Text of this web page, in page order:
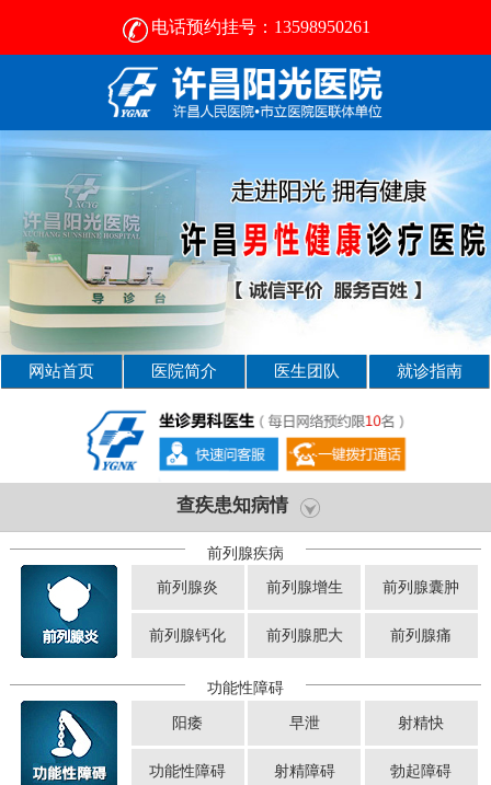
电话预约挂号：13598950261
许昌男科病医院那好- [2025新资讯] -许昌男科医院
网站首页 医院简介 医生团队 就诊指南
查疾患知病情
前列腺疾病
前列腺炎 前列腺增生 前列腺囊肿
前列腺钙化 前列腺肥大 前列腺痛
功能性障碍
阳痿 早泄 射精快
功能性障碍 射精障碍 勃起障碍